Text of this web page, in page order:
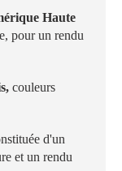
Haute
pour un rendu
couleurs
d'un
et un rendu